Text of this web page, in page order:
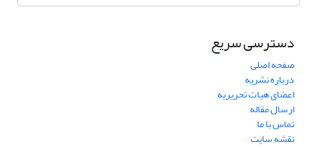
دسترسی سریع
صفحه اصلی
درباره نشریه
اعضای هیات تحریریه
ارسال مقاله
تماس با ما
نقشه سایت